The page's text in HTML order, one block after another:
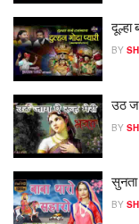
दूल्हा
BY
उठ
BY
BY